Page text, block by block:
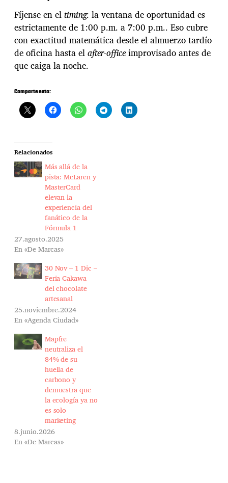
e
u
n
a
n
c
M
a
d
​Fíjense en eltiming: la ventana de oportunidad es
estrictamente de 1:00 p.m. a 7:00 p.m.. Eso cubre
con exactitud matemática desde el almuerzo tardío
de oficina hasta elafter-officeimprovisado antes de
que caiga la noche.
Comparte esto:
Relacionados
Más allá de la
pista: McLaren y
MasterCard
elevan la
experiencia del
fanático de la
Fórmula 1
27.agosto.2025
En «De Marcas»
30 Nov – 1 Dic –
Feria Cakawa
del chocolate
artesanal
25.noviembre.2024
En «Agenda Ciudad»
Mapfre
neutraliza el
84% de su
huella de
carbono y
demuestra que
la ecología ya no
es solo
marketing
8.junio.2026
En «De Marcas»